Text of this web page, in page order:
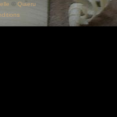
© Qiaeru